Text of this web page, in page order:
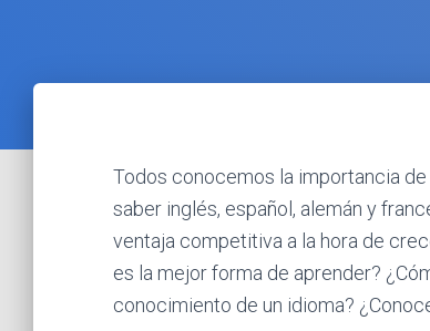
Todos conocemos la importancia
saber inglés, español, alemán y
ventaja competitiva a la hora de
es la mejor forma de aprender?
conocimiento de un idioma?